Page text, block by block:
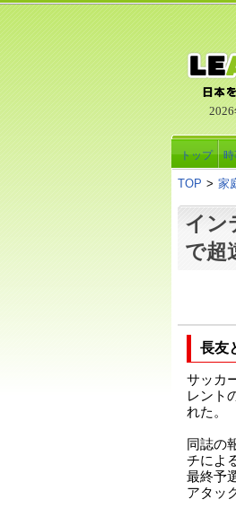
トップ 時
TOP > 家
イン
で超
長友
サッカ
レント
れた。
同誌の
チによ
最終予
アタッ